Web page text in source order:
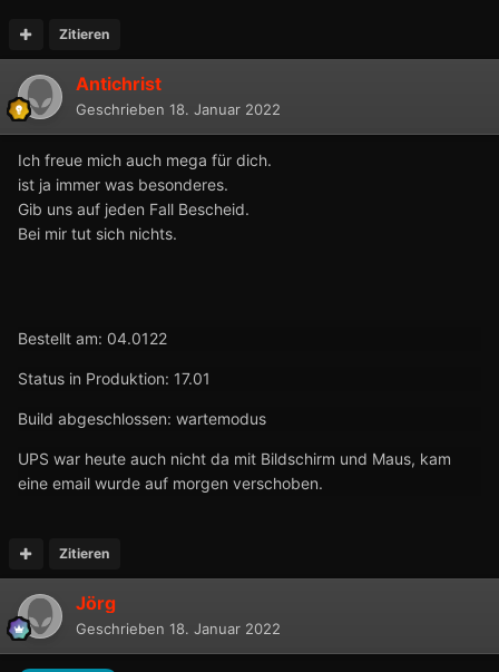
Zitieren
Antichrist
Geschrieben 18. Januar 2022
Ich freue mich auch mega für dich.
ist ja immer was besonderes.
Gib uns auf jeden Fall Bescheid.
Bei mir tut sich nichts.
Bestellt am: 04.0122
Status in Produktion: 17.01
Build abgeschlossen: wartemodus
UPS war heute auch nicht da mit Bildschirm und Maus, kam
eine email wurde auf morgen verschoben.
Zitieren
Jörg
Geschrieben 18. Januar 2022